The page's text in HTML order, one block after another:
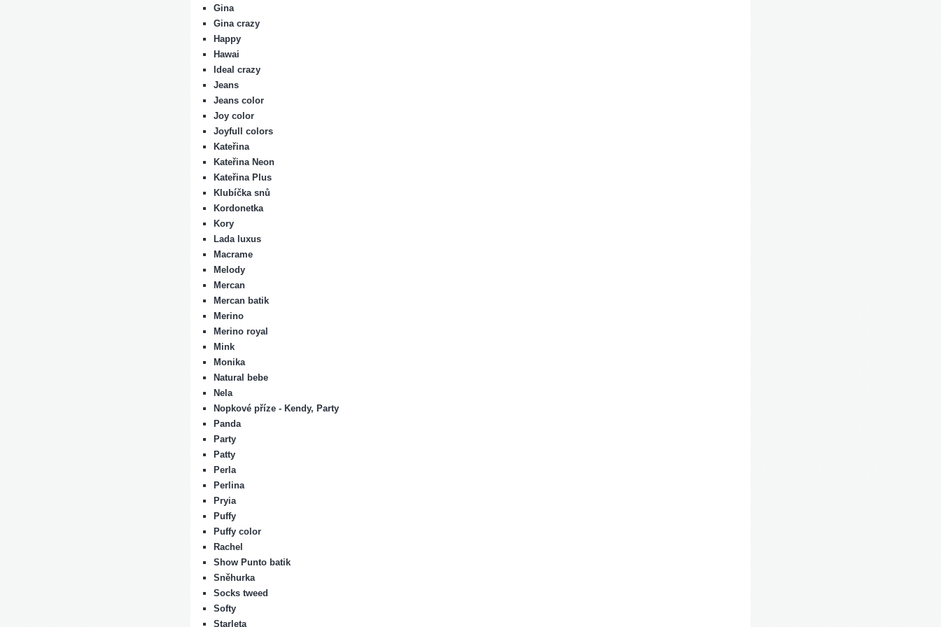
Gina
Gina crazy
Happy
Hawai
Ideal crazy
Jeans
Jeans color
Joy color
Joyfull colors
Kateřina
Kateřina Neon
Kateřina Plus
Klubíčka snů
Kordonetka
Kory
Lada luxus
Macrame
Melody
Mercan
Mercan batik
Merino
Merino royal
Mink
Monika
Natural bebe
Nela
Nopkové příze - Kendy, Party
Panda
Party
Patty
Perla
Perlina
Pryia
Puffy
Puffy color
Rachel
Show Punto batik
Sněhurka
Socks tweed
Softy
Starleta